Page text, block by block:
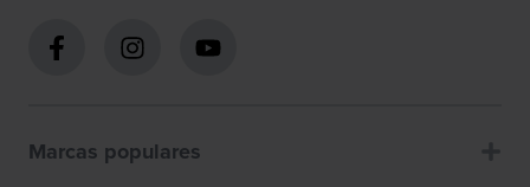
Marcas populares